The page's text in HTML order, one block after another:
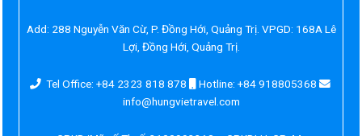
Add: 288 Nguyễn Văn Cừ, P. Đồng Hới, Quảng Trị. VPGD: 168A Lê
Lợi, Đồng Hới, Quảng Trị.
Tel Office: +84 2323 818 878
Hotline: +84 918805368
info@hungvietravel.com